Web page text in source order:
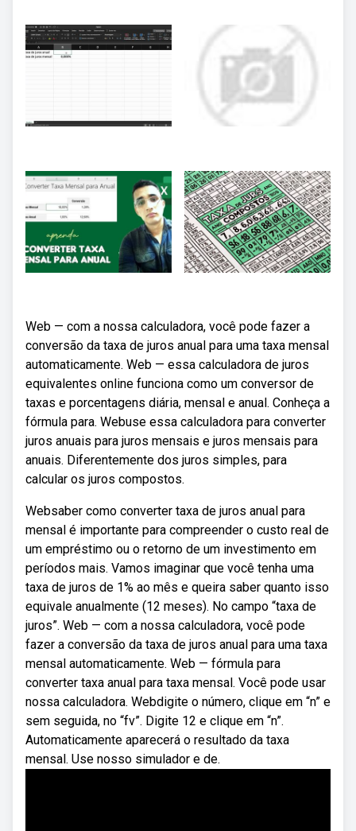
Web — com a nossa calculadora, você pode fazer a
conversão da taxa de juros anual para uma taxa mensal
automaticamente. Web — essa calculadora de juros
equivalentes online funciona como um conversor de
taxas e porcentagens diária, mensal e anual. Conheça a
fórmula para. Webuse essa calculadora para converter
juros anuais para juros mensais e juros mensais para
anuais. Diferentemente dos juros simples, para
calcular os juros compostos.
Websaber como converter taxa de juros anual para
mensal é importante para compreender o custo real de
um empréstimo ou o retorno de um investimento em
períodos mais. Vamos imaginar que você tenha uma
taxa de juros de 1% ao mês e queira saber quanto isso
equivale anualmente (12 meses). No campo “taxa de
juros”. Web — com a nossa calculadora, você pode
fazer a conversão da taxa de juros anual para uma taxa
mensal automaticamente. Web — fórmula para
converter taxa anual para taxa mensal. Você pode usar
nossa calculadora. Webdigite o número, clique em “n” e
sem seguida, no “fv”. Digite 12 e clique em “n”.
Automaticamente aparecerá o resultado da taxa
mensal. Use nosso simulador e de.